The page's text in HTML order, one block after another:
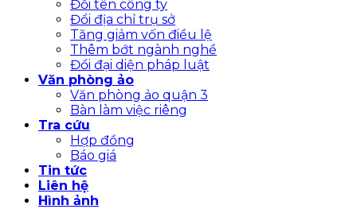
Đổi tên công ty
Đổi địa chỉ trụ sở
Tăng giảm vốn điều lệ
Thêm bớt ngành nghề
Đổi đại diện pháp luật
Văn phòng ảo
Văn phòng ảo quận 3
Bàn làm việc riêng
Tra cứu
Hợp đồng
Báo giá
Tin tức
Liên hệ
Hình ảnh